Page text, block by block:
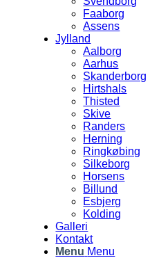
Faaborg
Assens
Jylland
Aalborg
Aarhus
Skanderborg
Hirtshals
Thisted
Skive
Randers
Herning
Ringkøbing
Silkeborg
Horsens
Billund
Esbjerg
Kolding
Galleri
Kontakt
Menu Menu